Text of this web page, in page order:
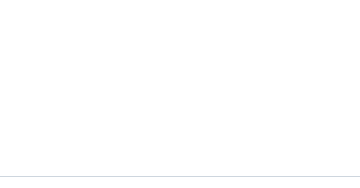
技術など）
テム開発経験